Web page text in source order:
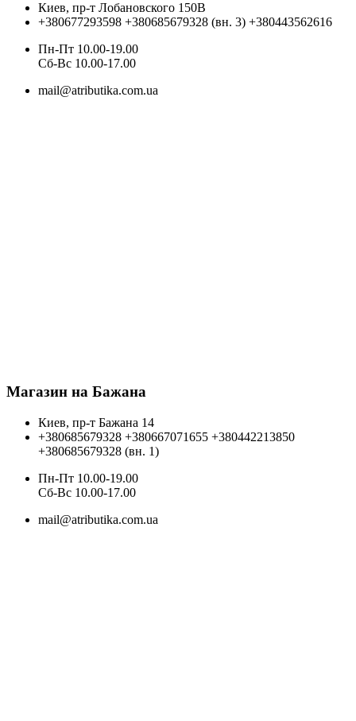
Киев, пр-т Лобановского 150В
+380677293598 +380685679328 (вн. 3) +380443562616
Пн-Пт 10.00-19.00
Cб-Вс 10.00-17.00
mail@atributika.com.ua
Магазин на Бажана
Киев, пр-т Бажана 14
+380685679328 +380667071655 +380442213850
+380685679328 (вн. 1)
Пн-Пт 10.00-19.00
Cб-Вс 10.00-17.00
mail@atributika.com.ua